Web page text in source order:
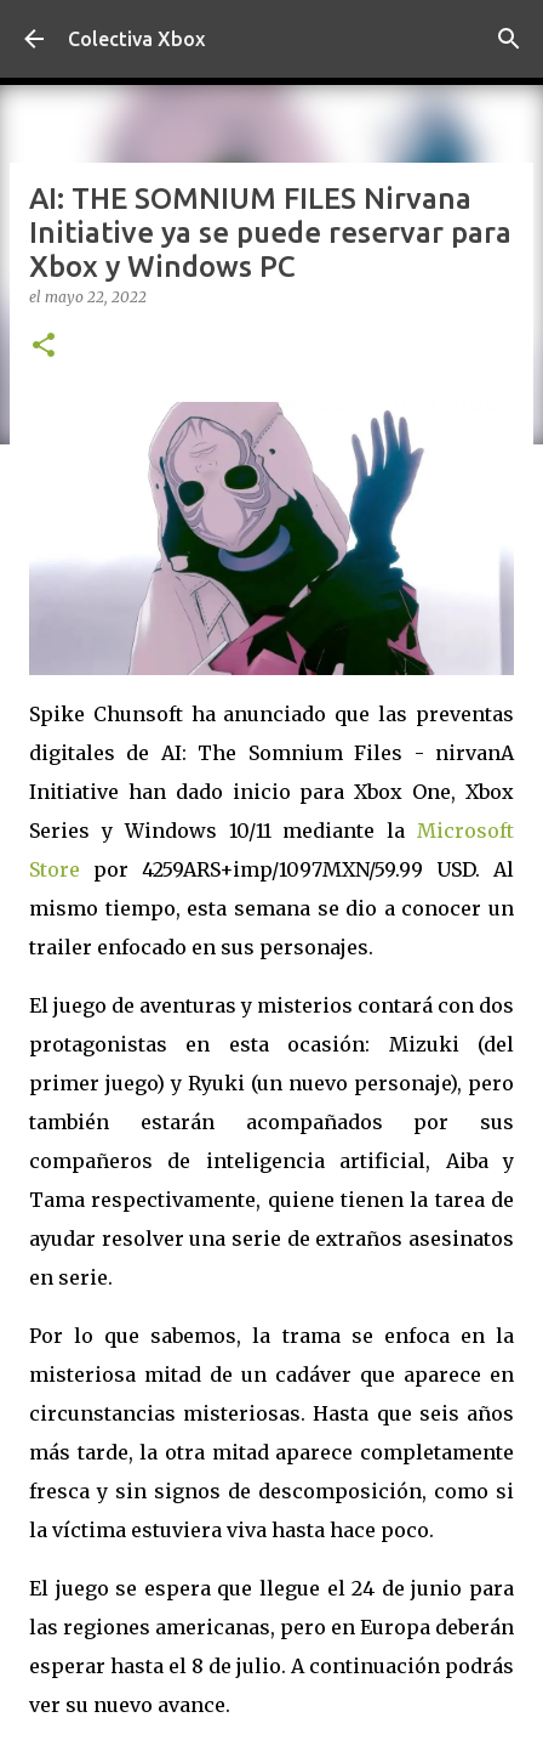
Ir al contenido principal
Colectiva Xbox
AI: THE SOMNIUM FILES Nirvana
Initiative ya se puede reservar para
Xbox y Windows PC
el mayo 22, 2022
Spike Chunsoft ha anunciado que las preventas
digitales de AI: The Somnium Files - nirvanA
Initiative han dado inicio para Xbox One, Xbox
Series y Windows 10/11 mediante la Microsoft
Store por 4259ARS+imp/1097MXN/59.99 USD. Al
mismo tiempo, esta semana se dio a conocer un
trailer enfocado en sus personajes.
El juego de aventuras y misterios contará con dos
protagonistas en esta ocasión: Mizuki (del
primer juego) y Ryuki (un nuevo personaje), pero
también estarán acompañados por sus
compañeros de inteligencia artificial, Aiba y
Tama respectivamente, quiene tienen la tarea de
ayudar resolver una serie de extraños asesinatos
en serie.
Por lo que sabemos, la trama se enfoca en la
misteriosa mitad de un cadáver que aparece en
circunstancias misteriosas. Hasta que seis años
más tarde, la otra mitad aparece completamente
fresca y sin signos de descomposición, como si
la víctima estuviera viva hasta hace poco.
El juego se espera que llegue el 24 de junio para
las regiones americanas, pero en Europa deberán
esperar hasta el 8 de julio. A continuación podrás
ver su nuevo avance.